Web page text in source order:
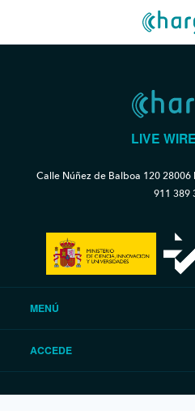
LIVE
Calle Núñez de Balboa 12028006
911 389
MENÚ
ACCEDE